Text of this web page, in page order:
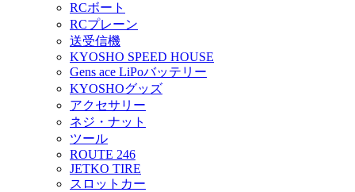
RCボート
RCプレーン
送受信機
KYOSHO SPEED HOUSE
Gens ace LiPoバッテリー
KYOSHOグッズ
アクセサリー
ネジ・ナット
ツール
ROUTE 246
JETKO TIRE
スロットカー